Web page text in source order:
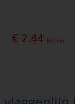
€ 2.44 Excl. btw